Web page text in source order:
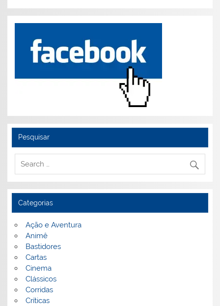
Pesquisar
Categorias
Ação e Aventura
Animê
Bastidores
Cartas
Cinema
Clássicos
Corridas
Críticas